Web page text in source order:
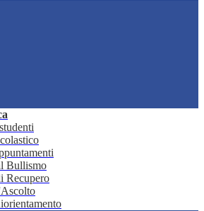
Bullismo
Recupero